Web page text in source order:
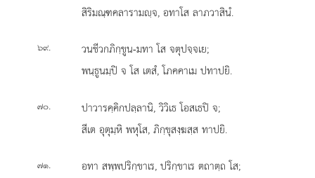
สิริมณฺฑคลารามฺจ, อทาโส ลาภวาสินํ.
๖๙.
วนชีวกภิกฺขูน-มทา โส จตุปจฺจเย;
พนฺธูนมฺปิ จ โส เตสํ, โภคคาเม ปทาปยิ.
๗๐.
ปาวารคฺคิกปลฺลานิ, วิวิเธ โอสเธปิ จ;
สีเต อุตุมฺหิ พหุโส, ภิกฺขุสงฺฆสฺส ทาปยิ.
๗๑.
อทา สพฺพปริกฺขาเร, ปริกฺขาเร ตถาตฺถ โส;